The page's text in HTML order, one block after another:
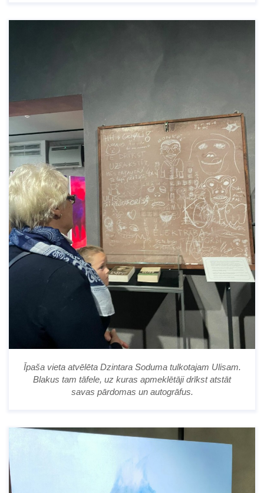
Īpaša vieta atvēlēta Dzintara Soduma tulkotajam Ulisam.
Blakus tam tāfele, uz kuras apmeklētāji drīkst atstāt
savas pārdomas un autogrāfus.